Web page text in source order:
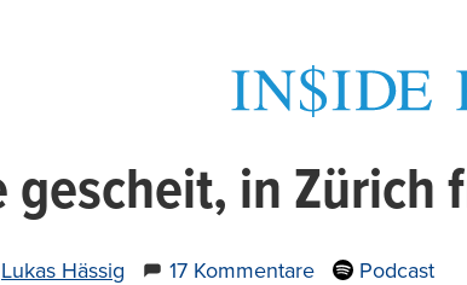
gescheit, in Zürich
Lukas Hässig 17 Kommentare Podcast